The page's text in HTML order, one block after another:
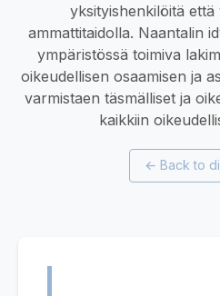
yksityishenkilöitä
ammattitaidolla. Naantalin
ympäristössä toimiva
oikeudellisen osaamisen ja
varmistaen täsmälliset ja
kaikkiin
← Back to